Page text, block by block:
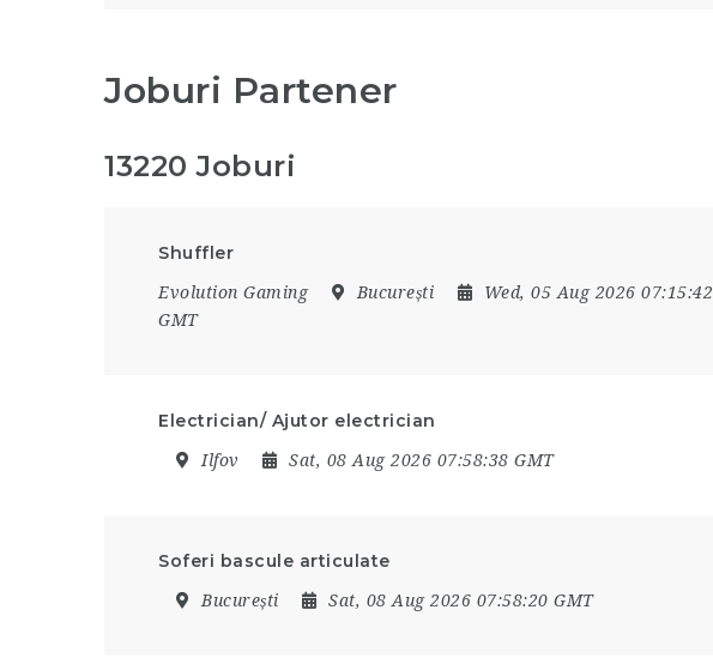
Joburi Partener
13220 Joburi
Shuffler
Evolution Gaming București
Wed, 05 Aug 2026 07:15:42
GMT
Electrician/ Ajutor electrician
Ilfov Sat, 08 Aug 2026 07:58:38 GMT
Soferi bascule articulate
București Sat, 08 Aug 2026 07:58:20 GMT